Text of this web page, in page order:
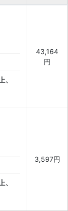
43,164
円
3,597円